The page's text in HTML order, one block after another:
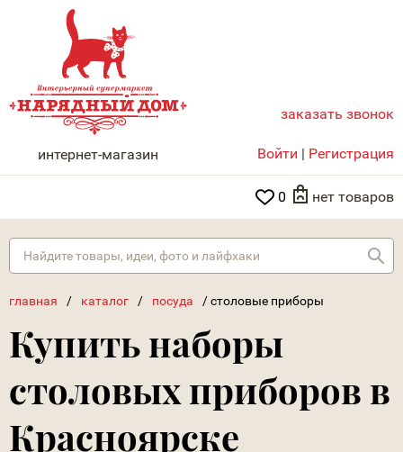
НАРЯДНЫЙ ДОМ
интернет-магазин
заказать звонок
Войти | Регистрация
0 нет товаров
главная / каталог / посуда /столовые приборы
Купить наборы
столовых приборов в
Красноярске